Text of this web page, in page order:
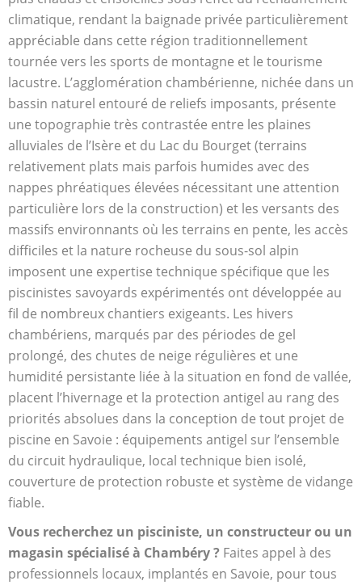
climatique, rendant la baignade privée particulièrement
appréciable dans cette région traditionnellement
tournée vers les sports de montagne et le tourisme
lacustre. L’agglomération chambérienne, nichée dans un
bassin naturel entouré de reliefs imposants, présente
une topographie très contrastée entre les plaines
alluviales de l’Isère et du Lac du Bourget (terrains
relativement plats mais parfois humides avec des
nappes phréatiques élevées nécessitant une attention
particulière lors de la construction) et les versants des
massifs environnants où les terrains en pente, les accès
difficiles et la nature rocheuse du sous-sol alpin
imposent une expertise technique spécifique que les
piscinistes savoyards expérimentés ont développée au
fil de nombreux chantiers exigeants. Les hivers
chambériens, marqués par des périodes de gel
prolongé, des chutes de neige régulières et une
humidité persistante liée à la situation en fond de vallée,
placent l’hivernage et la protection antigel au rang des
priorités absolues dans la conception de tout projet de
piscine en Savoie : équipements antigel sur l’ensemble
du circuit hydraulique, local technique bien isolé,
couverture de protection robuste et système de vidange
fiable.
Vous recherchez un pisciniste, un constructeur ou un
magasin spécialisé à Chambéry ? Faites appel à des
professionnels locaux, implantés en Savoie, pour tous